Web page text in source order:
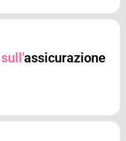
assicurazione